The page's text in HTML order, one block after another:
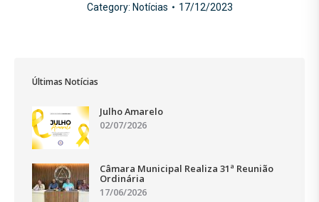
Category: Notícias 17/12/2023
Últimas Notícias
Julho Amarelo
02/07/2026
Câmara Municipal Realiza 31ª Reunião
Ordinária
17/06/2026